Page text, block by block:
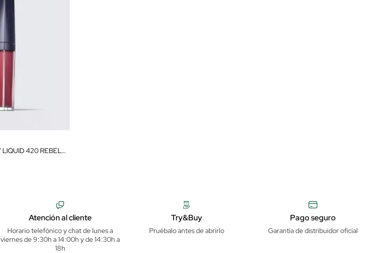
ROUGE PURE COLOR ENVY LIQUID 420 REBELLIOUS ROSE
Atención al cliente
Horario telefónico y chat de lunes a
viernes de 9:30h a 14:00h y de 14:30h a
18h
Try&Buy
Pruébalo antes de abrirlo
Pago seguro
Garantía de distribuidor oficial